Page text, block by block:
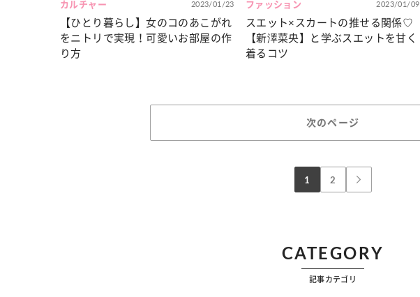
カルチャー 2023/01/23
【ひとり暮らし】女のコのあこがれ
をニトリで実現！可愛いお部屋の作
り方
ファッション 2023/01/09
スエット×スカートの推せる関係♡
【新澤菜央】と学ぶスエットを甘く
着るコツ
次のページ
1 2
CATEGORY
記事カテゴリ